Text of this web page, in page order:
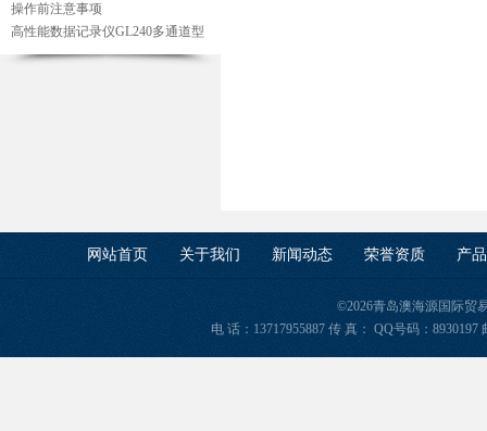
操作前注意事项
高性能数据记录仪GL240多通道型
网站首页 关于我们 新闻动态 荣誉资质 产
©2026青岛澳海源国际贸
电 话：13717955887 传 真： QQ号码：